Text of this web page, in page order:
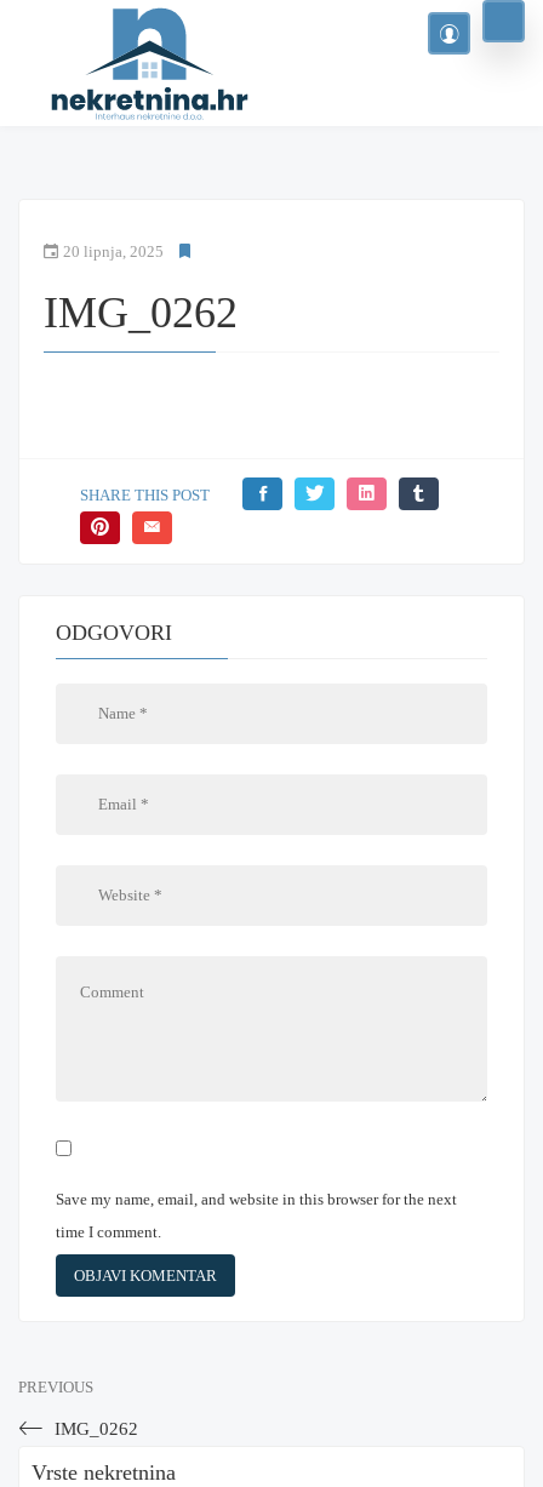
20 lipnja, 2025
IMG_0262
SHARE THIS POST
ODGOVORI
Save my name, email, and website in this browser for the next
time I comment.
PREVIOUS
IMG_0262
Vrste nekretnina